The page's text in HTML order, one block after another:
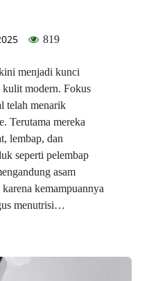
819
menjadi kunci
kulit modern. Fokus
telah menarik
Terutama mereka
lembap, dan
seperti pelembap
asam
kemampuannya
menutrisi…